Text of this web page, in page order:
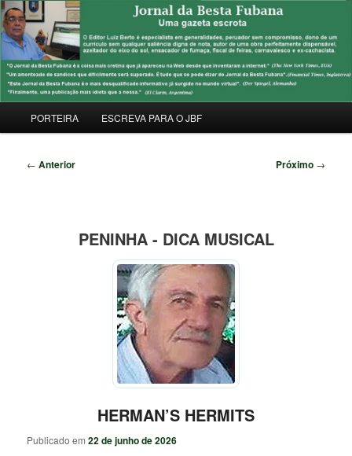
Pular
para
o
conteúdo
principalJORNAL DA BESTA FUBANA
Uma Gazeta Escrota
principal
PORTEIRA ESCREVA PARA O JBF
Navegação
← Anterior Próximo →
PENINHA - DICA MUSICAL
HERMAN’S HERMITS
Publicado em22 de junho de 2026